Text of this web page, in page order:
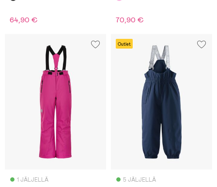
64,90 € 70,90 €
1 JÄLJELLÄ
Outlet
5 JÄLJELLÄ